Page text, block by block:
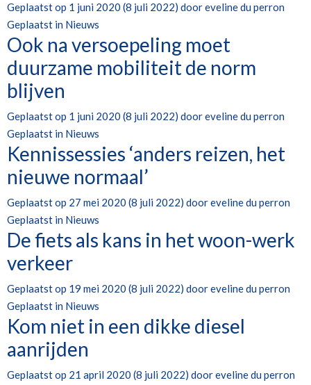
Geplaatst op 1 juni 2020 (8 juli 2022) dooreveline du perron
Geplaatst in Nieuws
Ook na versoepeling moet
duurzame mobiliteit de norm
blijven
Geplaatst op 1 juni 2020 (8 juli 2022) dooreveline du perron
Geplaatst in Nieuws
Kennissessies ‘anders reizen, het
nieuwe normaal’
Geplaatst op 27 mei 2020 (8 juli 2022) dooreveline du perron
Geplaatst in Nieuws
De fiets als kans in het woon-werk
verkeer
Geplaatst op 19 mei 2020 (8 juli 2022) dooreveline du perron
Geplaatst in Nieuws
Kom niet in een dikke diesel
aanrijden
Geplaatst op 21 april 2020 (8 juli 2022) dooreveline du perron